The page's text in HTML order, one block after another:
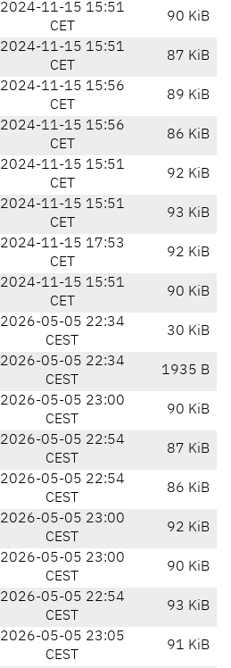
2024-11-15 15:51
CET
90 KiB
2024-11-15 15:51
CET
87 KiB
2024-11-15 15:56
CET
89 KiB
2024-11-15 15:56
CET
86 KiB
2024-11-15 15:51
CET
92 KiB
2024-11-15 15:51
CET
93 KiB
2024-11-15 17:53
CET
92 KiB
2024-11-15 15:51
CET
90 KiB
2026-05-05 22:34
CEST
30 KiB
2026-05-05 22:34
CEST
1935 B
2026-05-05 23:00
CEST
90 KiB
2026-05-05 22:54
CEST
87 KiB
2026-05-05 22:54
CEST
86 KiB
2026-05-05 23:00
CEST
92 KiB
2026-05-05 23:00
CEST
90 KiB
2026-05-05 22:54
CEST
93 KiB
2026-05-05 23:05
CEST
91 KiB